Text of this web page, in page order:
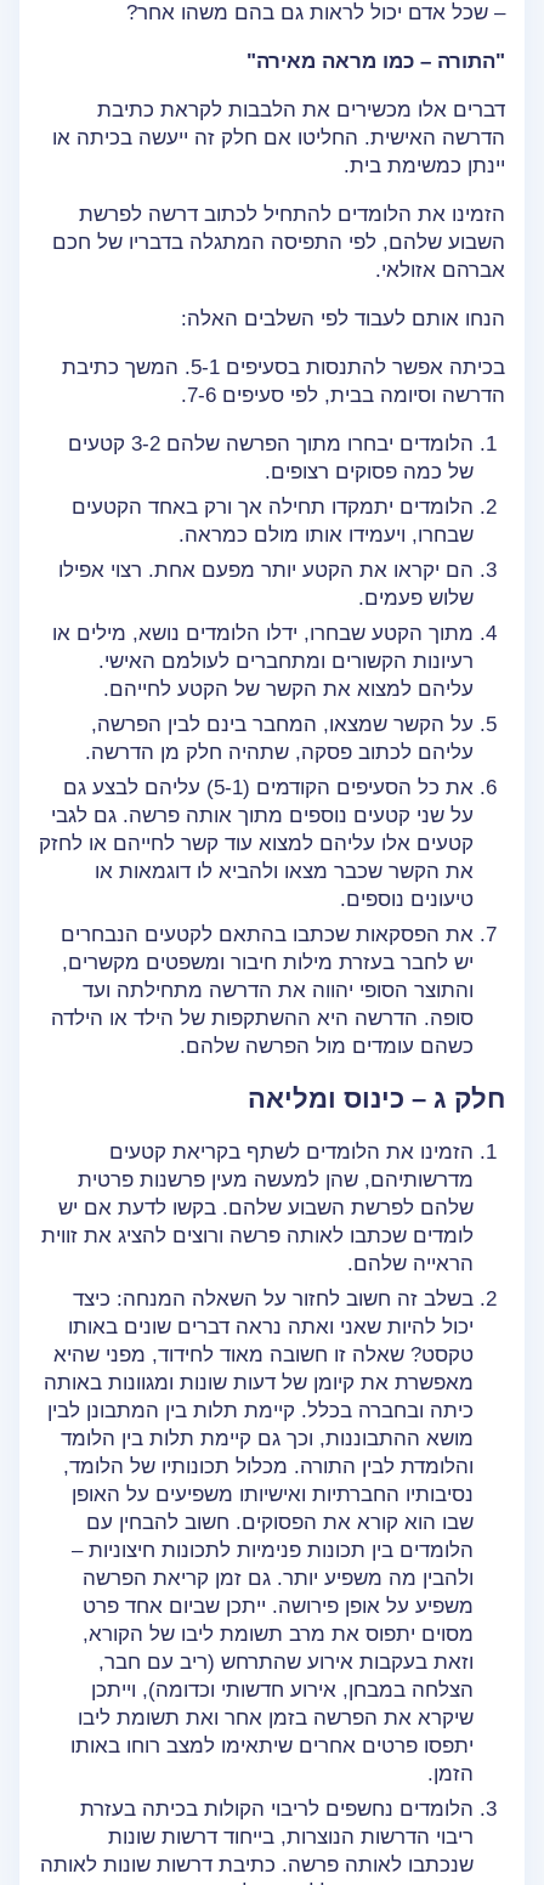
– שכל אדם יכול לראות גם בהם משהו אחר?
"התורה – כמו מראה מאירה"
דברים אלו מכשירים את הלבבות לקראת כתיבת
הדרשה האישית. החליטו אם חלק זה ייעשה בכיתה או
יינתן כמשימת בית.
הזמינו את הלומדים להתחיל לכתוב דרשה לפרשת
השבוע שלהם, לפי התפיסה המתגלה בדבריו של חכם
אברהם אזולאי.
הנחו אותם לעבוד לפי השלבים האלה:
בכיתה אפשר להתנסות בסעיפים 5-1. המשך כתיבת
הדרשה וסיומה בבית, לפי סעיפים 7-6.
הלומדים יבחרו מתוך הפרשה שלהם 3-2 קטעים
של כמה פסוקים רצופים.
הלומדים יתמקדו תחילה אך ורק באחד הקטעים
שבחרו, ויעמידו אותו מולם כמראה.
הם יקראו את הקטע יותר מפעם אחת. רצוי אפילו
שלוש פעמים.
מתוך הקטע שבחרו, ידלו הלומדים נושא, מילים או
רעיונות הקשורים ומתחברים לעולמם האישי.
עליהם למצוא את הקשר של הקטע לחייהם.
על הקשר שמצאו, המחבר בינם לבין הפרשה,
עליהם לכתוב פסקה, שתהיה חלק מן הדרשה.
את כל הסעיפים הקודמים (5-1) עליהם לבצע גם
על שני קטעים נוספים מתוך אותה פרשה. גם לגבי
קטעים אלו עליהם למצוא עוד קשר לחייהם או לחזק
את הקשר שכבר מצאו ולהביא לו דוגמאות או
טיעונים נוספים.
את הפסקאות שכתבו בהתאם לקטעים הנבחרים
יש לחבר בעזרת מילות חיבור ומשפטים מקשרים,
והתוצר הסופי יהווה את הדרשה מתחילתה ועד
סופה. הדרשה היא ההשתקפות של הילד או הילדה
כשהם עומדים מול הפרשה שלהם.
חלק ג – כינוס ומליאה
הזמינו את הלומדים לשתף בקריאת קטעים
מדרשותיהם, שהן למעשה מעין פרשנות פרטית
שלהם לפרשת השבוע שלהם. בקשו לדעת אם יש
לומדים שכתבו לאותה פרשה ורוצים להציג את זווית
הראייה שלהם.
בשלב זה חשוב לחזור על השאלה המנחה: כיצד
יכול להיות שאני ואתה נראה דברים שונים באותו
טקסט? שאלה זו חשובה מאוד לחידוד, מפני שהיא
מאפשרת את קיומן של דעות שונות ומגוונות באותה
כיתה ובחברה בכלל. קיימת תלות בין המתבונן לבין
מושא ההתבוננות, וכך גם קיימת תלות בין הלומד
והלומדת לבין התורה. מכלול תכונותיו של הלומד,
נסיבותיו החברתיות ואישיותו משפיעים על האופן
שבו הוא קורא את הפסוקים. חשוב להבחין עם
הלומדים בין תכונות פנימיות לתכונות חיצוניות –
ולהבין מה משפיע יותר. גם זמן קריאת הפרשה
משפיע על אופן פירושה. ייתכן שביום אחד פרט
מסוים יתפוס את מרב תשומת ליבו של הקורא,
וזאת בעקבות אירוע שהתרחש (ריב עם חבר,
הצלחה במבחן, אירוע חדשותי וכדומה), וייתכן
שיקרא את הפרשה בזמן אחר ואת תשומת ליבו
יתפסו פרטים אחרים שיתאימו למצב רוחו באותו
הזמן.
הלומדים נחשפים לריבוי הקולות בכיתה בעזרת
ריבוי הדרשות הנוצרות, בייחוד דרשות שונות
שנכתבו לאותה פרשה. כתיבת דרשות שונות לאותה